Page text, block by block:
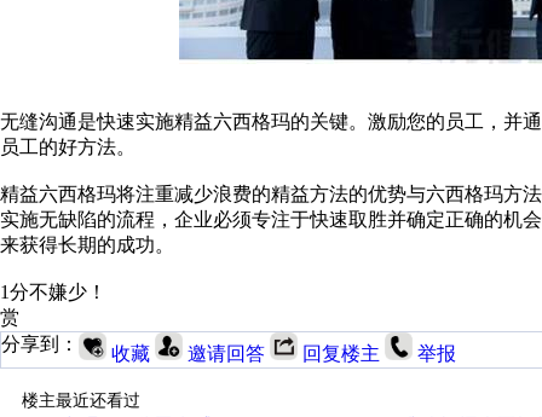
无缝沟通是快速实施精益六西格玛的关键。激励您的员工，并
员工的好方法。
精益六西格玛将注重减少浪费的精益方法的优势与六西格玛方
实施无缺陷的流程，企业必须专注于快速取胜并确定正确的机
来获得长期的成功。
1分不嫌少！
赏
分享到：
收藏 邀请回答 回复楼主 举报
楼主最近还看过